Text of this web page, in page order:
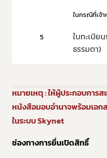
ในกรณีที่เจ้
5
ใบทะเบี
ธรรมดา)
หมายเหตุ : ให้ผู้ประกอบการ
หนังสือมอบอำนาจพร้อมเอก
ในระบบ Skynet
ช่องทางการยื่นเปิดสิทธิ์